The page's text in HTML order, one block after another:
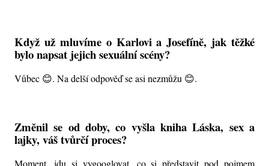
Když už mluvíme o Karlovi a Josefíně, jak těžké
bylo napsat jejich sexuální scény?
Vůbec 😊. Na delší odpověď se asi nezmůžu 😊.
Změnil se od doby, co vyšla kniha Láska, sex a
lajky, váš tvůrčí proces?
Moment, jdu si vygooglovat, co si představit pod pojmem